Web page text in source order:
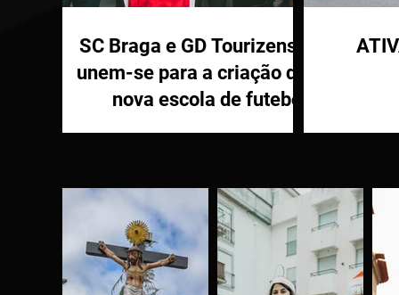
SC Braga e GD Tourizense
unem-se para a criação de
nova escola de futebol